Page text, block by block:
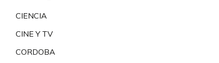
CIENCIA
CINE Y TV
CORDOBA